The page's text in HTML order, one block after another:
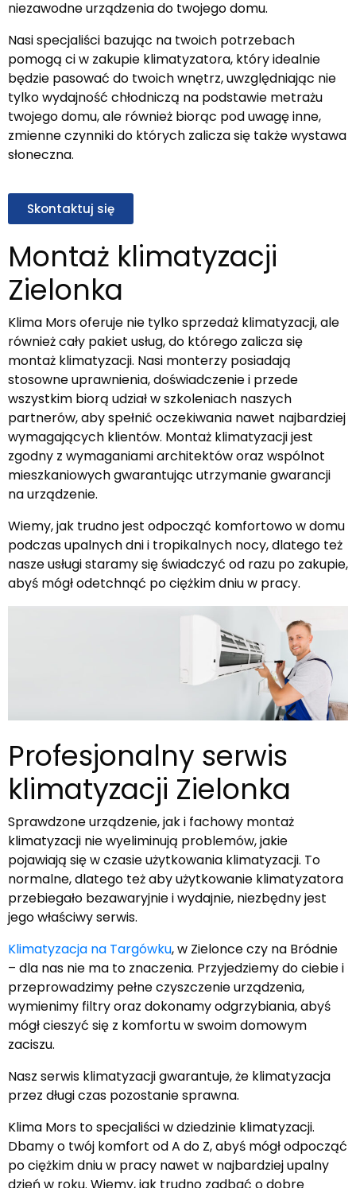
niezawodne urządzenia do twojego domu.
Nasi specjaliści bazując na twoich potrzebach
pomogą ci w zakupie klimatyzatora, który idealnie
będzie pasować do twoich wnętrz, uwzględniając nie
tylko wydajność chłodniczą na podstawie metrażu
twojego domu, ale również biorąc pod uwagę inne,
zmienne czynniki do których zalicza się także wystawa
słoneczna.
Skontaktuj się
Montaż klimatyzacji
Zielonka
Klima Mors oferuje nie tylko sprzedaż klimatyzacji, ale
również cały pakiet usług, do którego zalicza się
montaż klimatyzacji. Nasi monterzy posiadają
stosowne uprawnienia, doświadczenie i przede
wszystkim biorą udział w szkoleniach naszych
partnerów, aby spełnić oczekiwania nawet najbardziej
wymagających klientów. Montaż klimatyzacji jest
zgodny z wymaganiami architektów oraz wspólnot
mieszkaniowych gwarantując utrzymanie gwarancji
na urządzenie.
Wiemy, jak trudno jest odpocząć komfortowo w domu
podczas upalnych dni i tropikalnych nocy, dlatego też
nasze usługi staramy się świadczyć od razu po zakupie,
abyś mógł odetchnąć po ciężkim dniu w pracy.
Profesjonalny serwis
klimatyzacji Zielonka
Sprawdzone urządzenie, jak i fachowy montaż
klimatyzacji nie wyeliminują problemów, jakie
pojawiają się w czasie użytkowania klimatyzacji. To
normalne, dlatego teżaby użytkowanie klimatyzatora
przebiegało bezawaryjnie i wydajnie, niezbędny jest
jego właściwy serwis.
Klimatyzacja na Targówku, w Zielonce czy na Bródnie
– dla nas nie ma to znaczenia. Przyjedziemy do ciebie i
przeprowadzimy pełne czyszczenie urządzenia,
wymienimy filtry oraz dokonamy odgrzybiania, abyś
mógł cieszyć się z komfortu w swoim domowym
zaciszu.
Nasz serwis klimatyzacji gwarantuje, że klimatyzacja
przez długi czas pozostanie sprawna.
Klima Mors to specjaliści w dziedzinie klimatyzacji.
Dbamy o twój komfort od A do Z, abyś mógł odpocząć
po ciężkim dniu w pracy nawet w najbardziej upalny